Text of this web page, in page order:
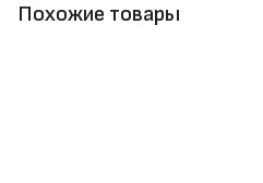
Похожие товары